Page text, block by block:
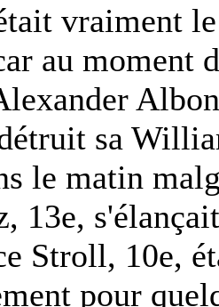
vraiment
au moment
sa
le matin
13e,
Stroll, 10e,
pour